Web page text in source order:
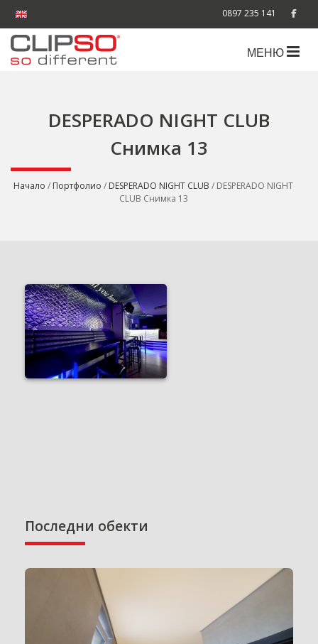
0897 235 141
МЕНЮ
DESPERADO NIGHT CLUB
Снимка 13
Начало / Портфолио / DESPERADO NIGHT CLUB / DESPERADO NIGHT
CLUB Снимка 13
Последни обекти